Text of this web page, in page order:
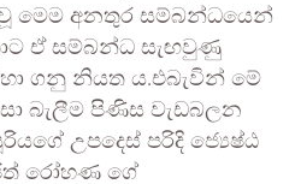
මෙම අනතුර සම්බන්ධයෙන්
ඒ සම්බන්ධ සැඟවුණු
ගනු නියත ය.එබැවින් මේ
බැලීම පිණිස වැඩබලන
උපදෙස් පරිදි ජ්‍යෙෂ්ඨ
රෝහණ ගේ